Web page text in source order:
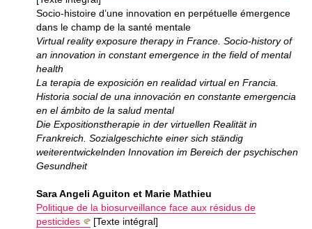
Socio-histoire d’une innovation en perpétuelle émergence
dans le champ de la santé mentale
Virtual reality exposure therapy in France. Socio-history of
an innovation in constant emergence in the field of mental
health
La terapia de exposición en realidad virtual en Francia.
Historia social de una innovación en constante emergencia
en el ámbito de la salud mental
Die Expositionstherapie in der virtuellen Realität in
Frankreich. Sozialgeschichte einer sich ständig
weiterentwickelnden Innovation im Bereich der psychischen
Gesundheit
Sara Angeli Aguiton et Marie Mathieu
Politique de la biosurveillance face aux résidus de
pesticides
[Texte intégral]